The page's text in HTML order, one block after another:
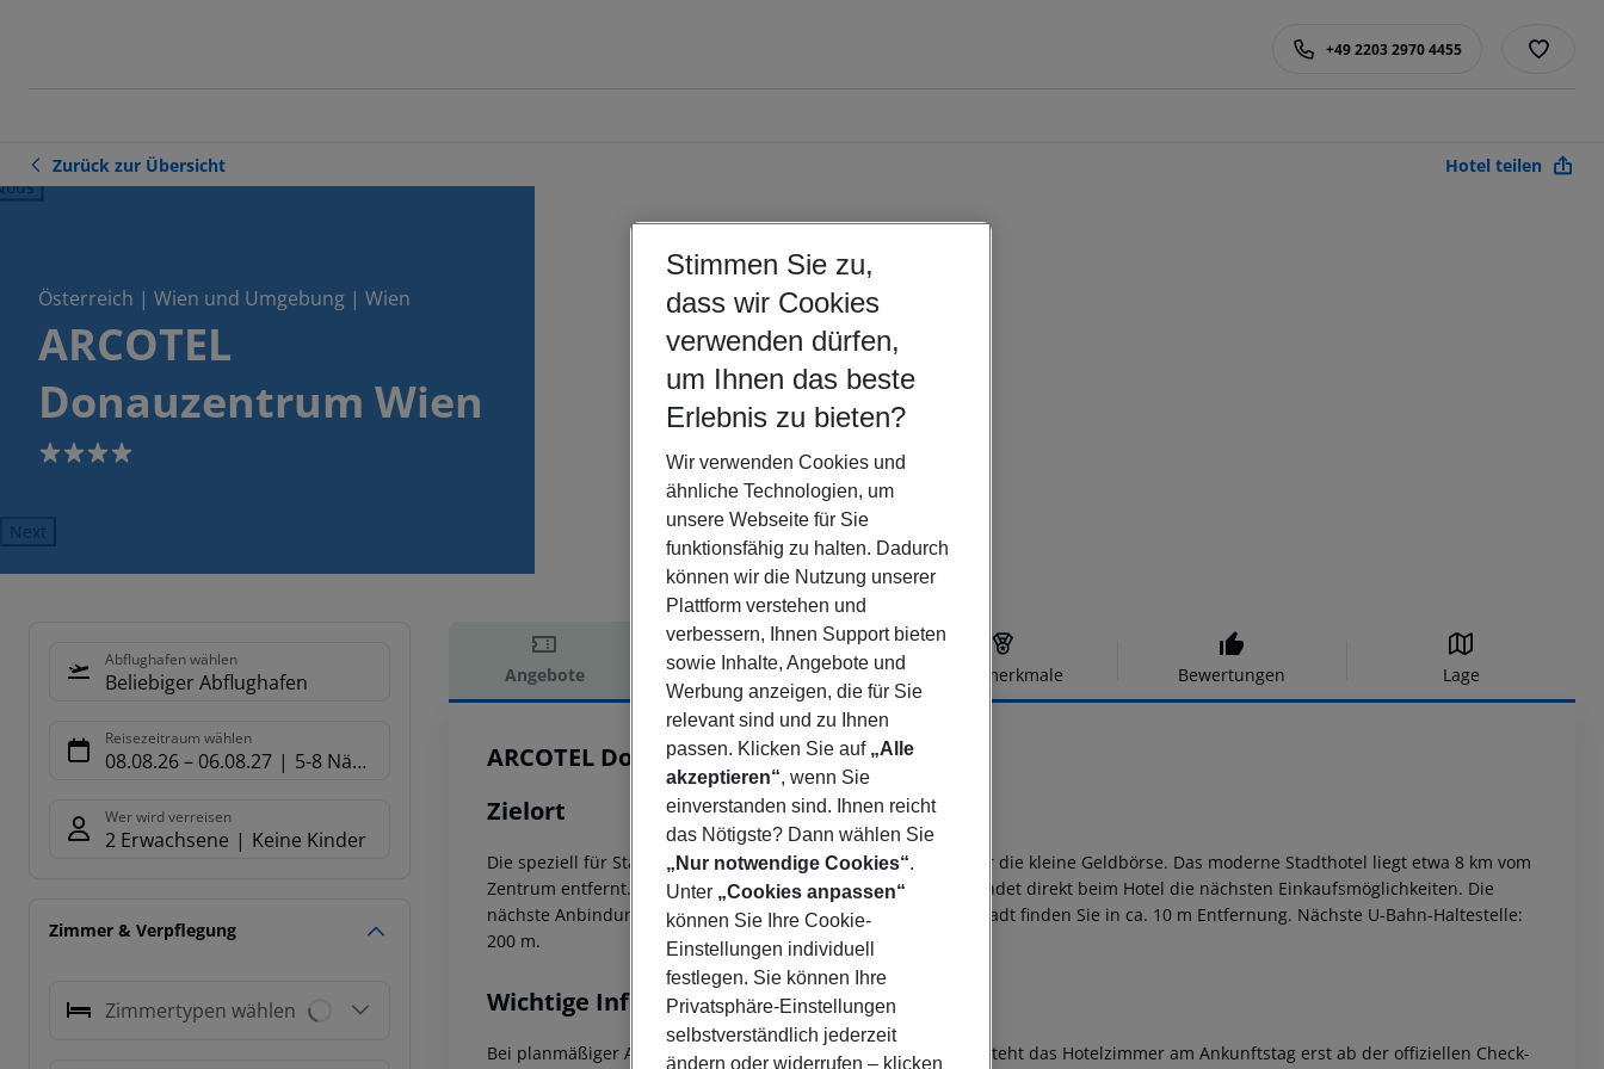
+49 2203 2970 4455
Zurück zur Übersicht Hotel teilen
Österreich | Wien und Umgebung | Wien
ARCOTEL
Donauzentrum Wien
4
Next
Abflughafen wählen
Beliebiger Abflughafen
Reisezeitraum wählen
08.08.26– 06.08.27 5-8 Nächte
Wer wird verreisen
2 Erwachsene Keine Kinder
Zimmer & Verpflegung
Zimmertypen wählen
Angebote Hotelbeschreibung Hotelmerkmale Bewertungen Lage
Hotelbeschreibung
ARCOTEL Donauzentrum Wien
4
Zielort
Die speziell für Städtereisende ideale Unterkunft ist perfekt für die kleine Geldbörse. Das moderne Stadthotel liegt etwa 8 km vom
Zentrum entfernt. Wer auf Shoppingtour gehen möchte, der findet direkt beim Hotel die nächsten Einkaufsmöglichkeiten. Die
nächste Anbindung zu den öffentlichen Verkehrsmitteln der Stadt finden Sie in ca. 10 m Entfernung. Nächste U-Bahn-Haltestelle:
200 m.
Wichtige Informationen
Bei planmäßiger Ankunft im Zielgebiet ab 04:00 Uhr morgens steht das Hotelzimmer am Ankunftstag erst ab der offiziellen Check-
Stimmen Sie zu,
dass wir Cookies
verwenden dürfen,
um Ihnen das beste
Erlebnis zu bieten?
Wir verwenden Cookies und
ähnliche Technologien, um
unsere Webseite für Sie
funktionsfähig zu halten. Dadurch
können wir die Nutzung unserer
Plattform verstehen und
verbessern, Ihnen Support bieten
sowie Inhalte, Angebote und
Werbung anzeigen, die für Sie
relevant sind und zu Ihnen
passen. Klicken Sie auf „Alle
akzeptieren“, wenn Sie
einverstanden sind. Ihnen reicht
das Nötigste? Dann wählen Sie
„Nur notwendige Cookies“.
Unter „Cookies anpassen“
können Sie Ihre Cookie-
Einstellungen individuell
festlegen. Sie können Ihre
Privatsphäre-Einstellungen
selbstverständlich jederzeit
ändern oder widerrufen – klicken